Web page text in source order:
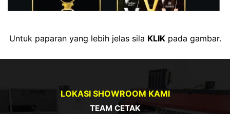
Untuk paparan yang lebih jelas sila KLIKpada gambar.
LOKASI SHOWROOM KAMI
TEAM CETAK